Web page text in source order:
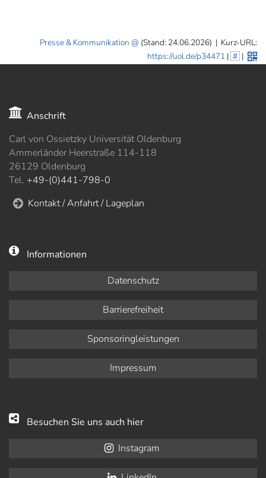
Presse & Kommunikation (Stand: 24.06.2026) | Kurz-URL:
https://uol.de/p34471 | # |
Anschrift
Carl von Ossietzky Universität Oldenburg
Ammerländer Heerstraße 114-118
26129 Oldenburg
Tel. +49-(0)441-798-0
Kontakt / Anfahrt / Lageplan
Informationen
Datenschutz
Barrierefreiheit
Sponsoringleistungen
Impressum
Besuchen Sie uns auch hier
Instagram